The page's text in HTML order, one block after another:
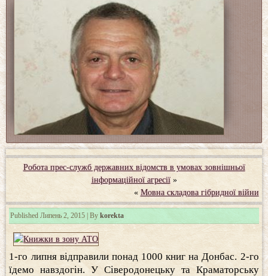
Робота прес-служб державних відомств в умовах зовнішньої
інформаційної агресії»
« Мовна складова гібридної війни
Published Липень 2, 2015 |By korekta
1-го липня відправили понад 1000 книг на Донбас. 2-го
їдемо навздогін. У Сіверодонецьку та Краматорську